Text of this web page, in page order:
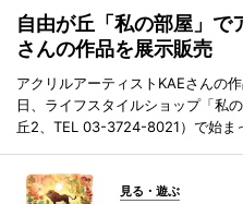
自由が丘「私の部屋」で
さんの作品を展示販売
アクリルアーティストKAEさんの
日、ライフスタイルショップ「私
丘2、TEL 03-3724-8021）で始ま
見る・遊ぶ